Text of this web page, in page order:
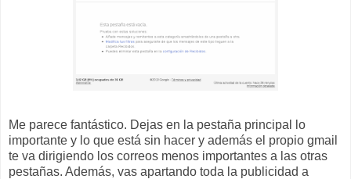
Me parece fantástico. Dejas en la pestaña principal lo
importante y lo que está sin hacer y además el propio gmail
te va dirigiendo los correos menos importantes a las otras
pestañas. Además, vas apartando toda la publicidad a